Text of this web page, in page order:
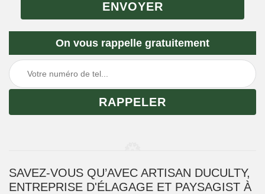
On vous rappelle gratuitement
SAVEZ-VOUS QU’AVEC ARTISAN DUCULTY,
ENTREPRISE D'ÉLAGAGE ET PAYSAGIST À